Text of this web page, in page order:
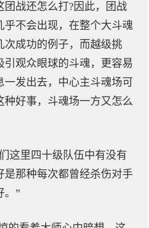
团战还怎么打?因此，团战
乎不会出现，在整个大斗魂
次成功的例子，而越级挑
引观众眼球的斗魂，更容易
发出去，中心主斗魂场可
种好事，斗魂场一方又怎么
这里四十级队伍中有没有
是那种每次都曾经杀伤对手
。”